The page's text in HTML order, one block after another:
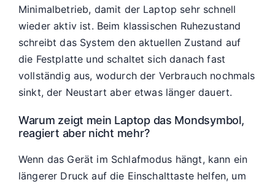
Minimalbetrieb, damit der Laptop sehr schnell
wieder aktiv ist. Beim klassischen Ruhezustand
schreibt das System den aktuellen Zustand auf
die Festplatte und schaltet sich danach fast
vollständig aus, wodurch der Verbrauch nochmals
sinkt, der Neustart aber etwas länger dauert.
Warum zeigt mein Laptop das Mondsymbol,
reagiert aber nicht mehr?
Wenn das Gerät im Schlafmodus hängt, kann ein
längerer Druck auf die Einschalttaste helfen, um